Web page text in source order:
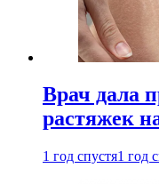
Врач дала
растяжек
1 год спустя1 год